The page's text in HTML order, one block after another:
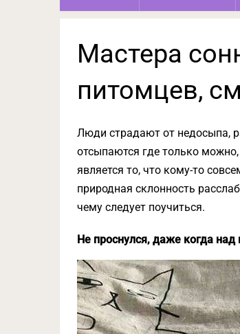
Мастера
питомцев,
Люди страдают от недосыпа,
отсыпаются где только
является то, что кому-то
природная склонность
чему следует поучиться.
Не проснулся, даже когда над